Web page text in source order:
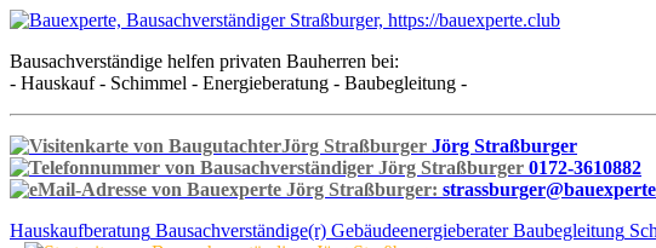
Bausachverständige helfen privaten Bauherren bei:
- Hauskauf - Schimmel - Energieberatung - Baubegleitung -
Jörg Straßburger
0172-3610882
Hauskaufberatung Bausachverständige(r) GebäudeenergieberaterBaubegleitung